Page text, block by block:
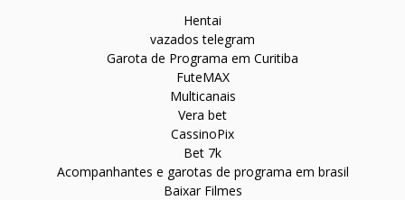
Hentai
vazados telegram
Garota de Programa em Curitiba
FuteMAX
Multicanais
Vera bet
CassinoPix
Bet 7k
Acompanhantes e garotas de programa em brasil
Baixar Filmes